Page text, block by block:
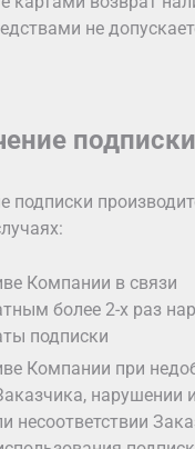
не
подписки
подписки
Компании в связи
более 2-х раз
подписки
Компании при
нарушении
несоответствии